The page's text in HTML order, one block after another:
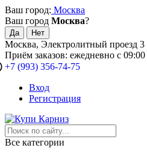
Ваш город: Москва
Ваш город Москва?
Москва, Электролитный проезд 3
Приём заказов: ежедневно с
+7 (993) 356-74-75
Вход
Регистрация
Все категории